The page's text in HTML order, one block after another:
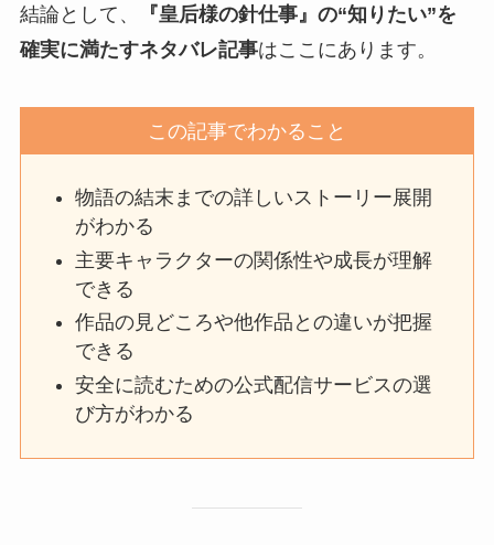
結論として、
『皇后様の針仕事』の“知りたい”を
確実に満たすネタバレ記事はここにあります。
この記事でわかること
物語の結末までの詳しいストーリー展開
がわかる
主要キャラクターの関係性や成長が理解
できる
作品の見どころや他作品との違いが把握
できる
安全に読むための公式配信サービスの選
び方がわかる